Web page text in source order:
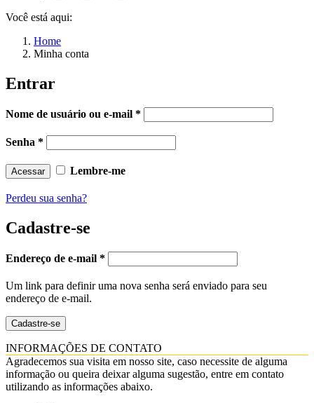
Você está aqui:
Home
Minha conta
Entrar
Nome de usuário ou e-mail *Obrigatório
Senha *Obrigatório
Acessar Lembre-me
Perdeu sua senha?
Cadastre-se
Endereço de e-mail *Obrigatório
Um link para definir uma nova senha será enviado para seu
endereço de e-mail.
Cadastre-se
INFORMAÇÕES DE CONTATO
Agradecemos sua visita em nosso site, caso necessite de alguma
informação ou queira deixar alguma sugestão, entre em contato
utilizando as informações abaixo.